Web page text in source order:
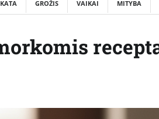
GROŽIS VAIKAI MITYBA